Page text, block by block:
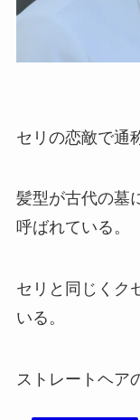
セリの恋敵で通
髪型が古代の墓
呼ばれている。
セリと同じくク
いる。
ストレートヘア